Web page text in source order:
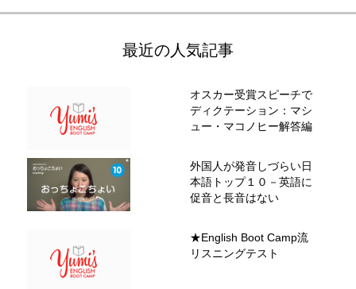
最近の人気記事
オスカー受賞スピーチで
ディクテーション：マシ
ュー・マコノヒー解答編
外国人が発音しづらい日
本語トップ１０－英語に
促音と長音はない
★English Boot Camp流
リスニングテスト